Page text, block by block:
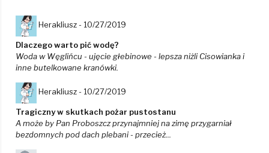
Herakliusz - 10/27/2019
Dlaczego warto pić wodę?
Woda w Węglińcu - ujęcie głebinowe - lepsza niżli Cisowianka i
inne butelkowane kranówki.
Herakliusz - 10/27/2019
Tragiczny w skutkach pożar pustostanu
A może by Pan Proboszcz przynajmniej na zimę przygarniał
bezdomnych pod dach plebani - przecież...